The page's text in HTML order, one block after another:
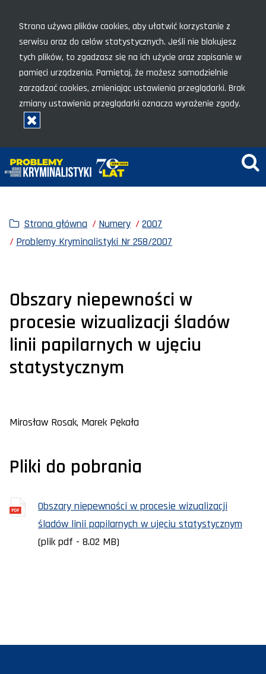
Strona używa plików cookies, aby ułatwić korzystanie z
serwisu oraz do celów statystycznych. Jeśli nie blokujesz
tych plików, to zgadzasz się na ich użycie oraz zapisanie w
pamięci urządzenia. Pamiętaj, że możesz samodzielnie
zarządzać cookies, zmieniając ustawienia przeglądarki. Brak
zmiany ustawienia przeglądarki oznacza wyrażenie zgody.
Rozumiem, zamknij okno
Strona główna Numery
2007
Problemy Kryminalistyki Nr 258/2007
Obszary niepewności w
procesie wizualizacji śladów
linii papilarnych w ujęciu
statystycznym
Mirosław Rosak, Marek Pękała
Pliki do pobrania
Obszary niepewności w procesie wizualizacji
śladów linii papilarnych w ujęciu statystycznym
(plik pdf - 8.02 MB)